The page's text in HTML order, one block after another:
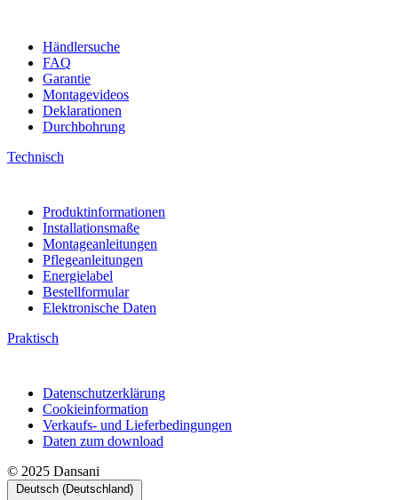
Händlersuche
FAQ
Garantie
Montagevideos
Deklarationen
Durchbohrung
Technisch
Produktinformationen
Installationsmaße
Montageanleitungen
Pflegeanleitungen
Energielabel
Bestellformular
Elektronische Daten
Praktisch
Datenschutzerklärung
Cookieinformation
Verkaufs- und Lieferbedingungen
Daten zum download
© 2025 Dansani
Deutsch (Deutschland)